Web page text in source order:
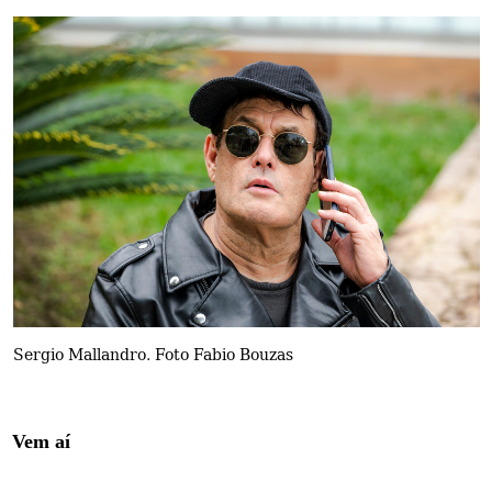
Sergio Mallandro. Foto Fabio Bouzas
Vem aí